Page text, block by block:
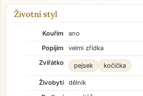
Životní styl
Kouřím
ano
Popíjím
velmi zřídka
Zvířátko
pejsek kočička
Živobytí
dělník